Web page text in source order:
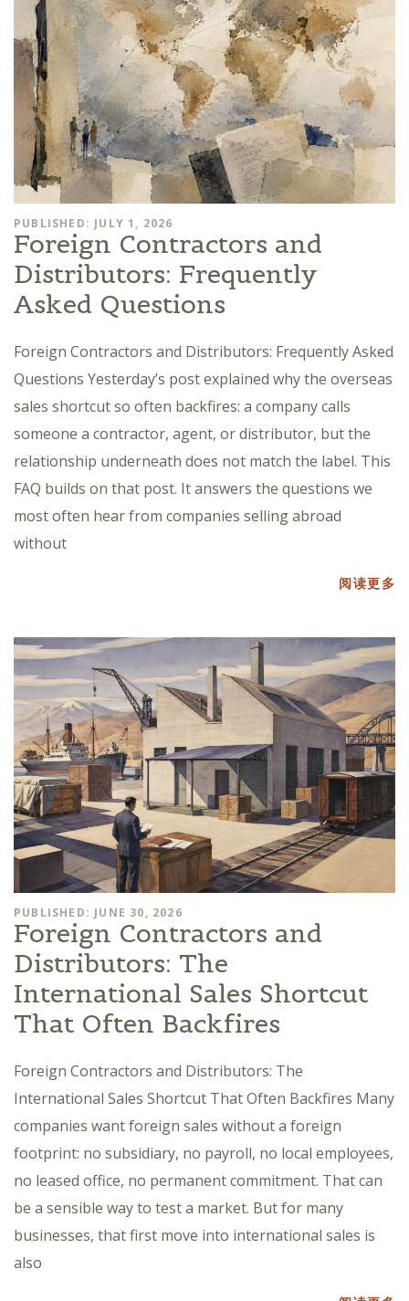
PUBLISHED: JULY 1, 2026
Foreign Contractors and
Distributors: Frequently
Asked Questions
Foreign Contractors and Distributors: Frequently Asked
Questions Yesterday’s post explained why the overseas
sales shortcut so often backfires: a company calls
someone a contractor, agent, or distributor, but the
relationship underneath does not match the label. This
FAQ builds on that post. It answers the questions we
most often hear from companies selling abroad
without
阅读更多
PUBLISHED: JUNE 30, 2026
Foreign Contractors and
Distributors: The
International Sales Shortcut
That Often Backfires
Foreign Contractors and Distributors: The
International Sales Shortcut That Often Backfires Many
companies want foreign sales without a foreign
footprint: no subsidiary, no payroll, no local employees,
no leased office, no permanent commitment. That can
be a sensible way to test a market. But for many
businesses, that first move into international sales is
also